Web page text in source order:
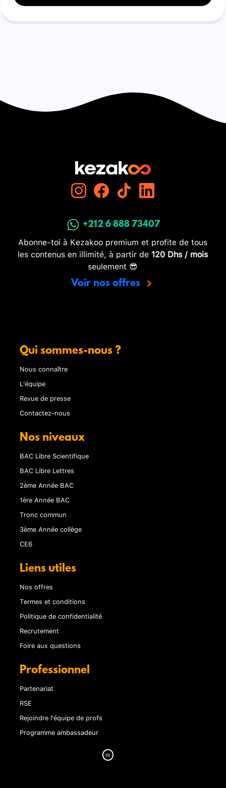
+212 6 888 73407
Abonne-toi à Kezakoo premium et profite de tous
les contenus en illimité, à partir de 120 Dhs / mois
seulement 😎
Voir nos offres
Qui sommes-nous ?
Nous connaître
L'équipe
Revue de presse
Contactez-nous
Nos niveaux
BAC Libre Scientifique
BAC Libre Lettres
2ème Année BAC
1ère Année BAC
Tronc commun
3ème Année collège
CE6
Liens utiles
Nos offres
Termes et conditions
Politique de confidentialité
Recrutement
Foire aux questions
Professionnel
Partenariat
RSE
Rejoindre l'équipe de profs
Programme ambassadeur